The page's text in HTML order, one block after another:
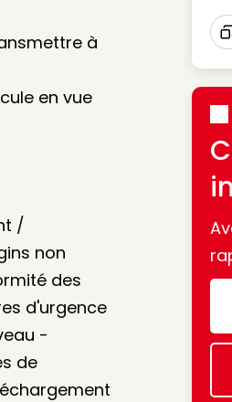
à
en vue
/
non
des
d'urgence
-
de